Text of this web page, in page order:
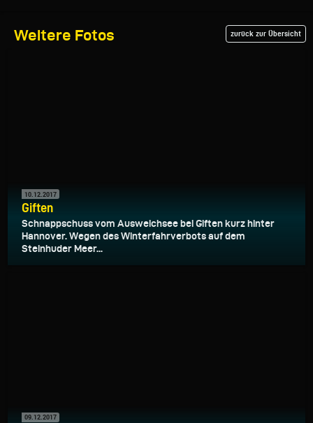
Weitere Fotos zurück zur Übersicht
10.12.2017
Giften
Schnappschuss vom Ausweichsee bei Giften kurz hinter
Hannover. Wegen des Winterfahrverbots auf dem
Steinhuder Meer...
09.12.2017